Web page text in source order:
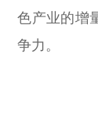
色产业的增
争力。